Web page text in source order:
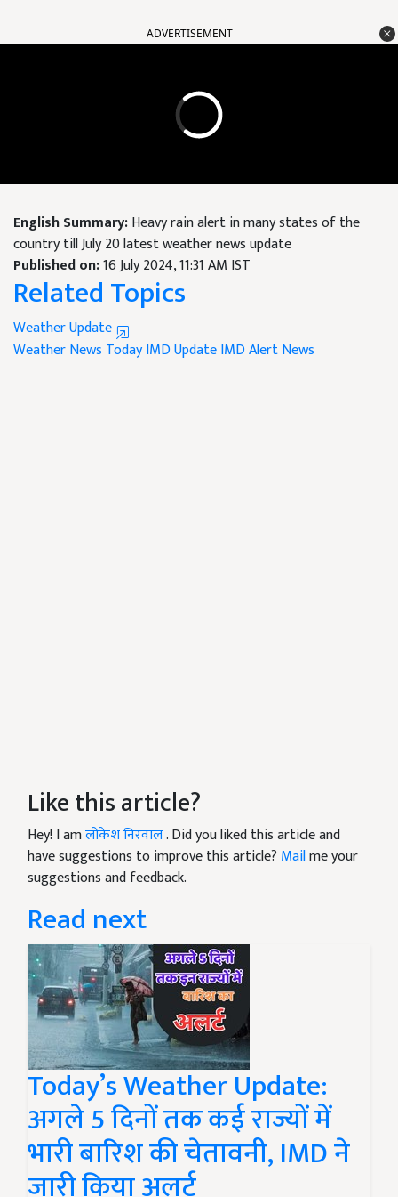
ADVERTISEMENT
English Summary:Heavy rain alert in many states of the
country till July 20 latest weather news update
Published on:16 July 2024, 11:31 AM IST
Related Topics
Weather Update
Weather News TodayIMD UpdateIMD Alert News
Like this article?
Hey! I amलोकेश निरवाल. Did you liked this article and
have suggestions to improve this article? Mailme your
suggestions and feedback.
Read next
Today’s Weather Update:
अगले 5 दिनों तक कई राज्यों में
भारी बारिश की चेतावनी, IMD ने